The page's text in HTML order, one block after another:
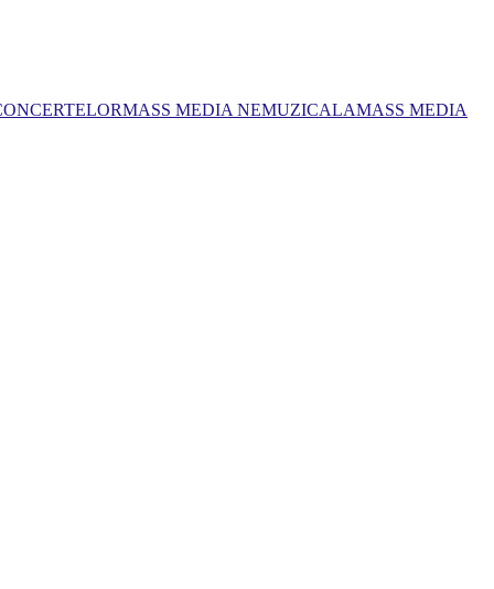
MASS MEDIA NEMUZICALAMASS MEDIA